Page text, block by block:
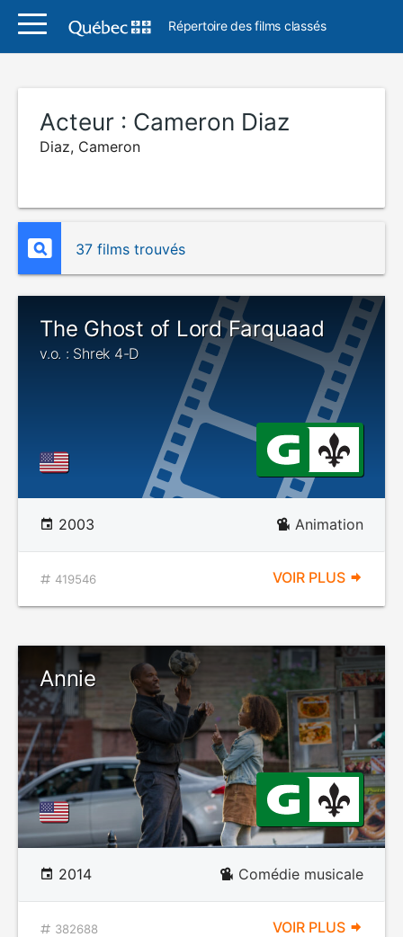
Répertoire des films classés
Acteur : Cameron Diaz
Diaz, Cameron
37 films trouvés
The Ghost of Lord Farquaad
v.o. : Shrek 4-D
2003 Animation
419546 VOIR PLUS
Annie
2014 Comédie musicale
382688 VOIR PLUS